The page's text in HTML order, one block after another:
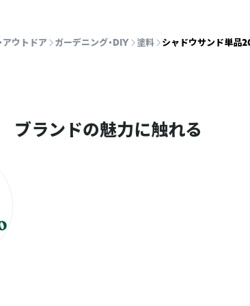
アウトドア ガーデニング・DIY 塗料 シャドウサンド単品
ブランドの魅力に触れる